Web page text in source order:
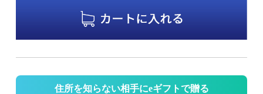
住所を知らない相手にeギフトで贈る